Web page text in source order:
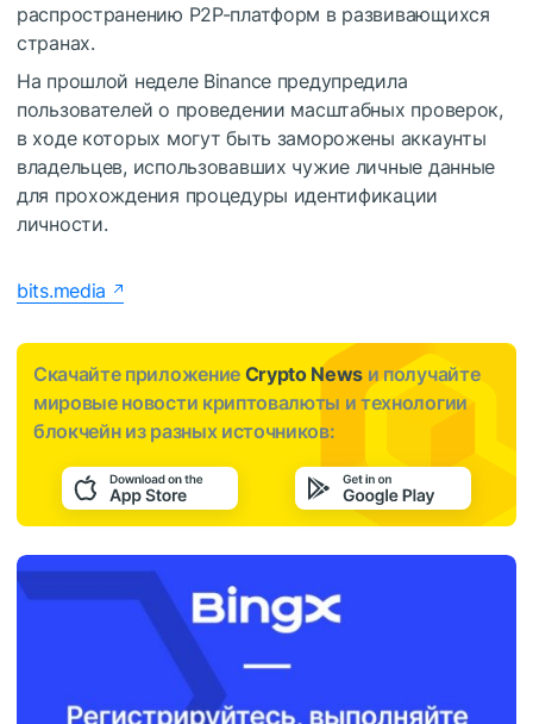
распространению P2P-платформ в развивающихся
странах.
На прошлой неделе Binance предупредила
пользователей о проведении масштабных проверок,
в ходе которых могут быть заморожены аккаунты
владельцев, использовавших чужие личные данные
для прохождения процедуры идентификации
личности.
bits.media
Скачайте приложение Crypto News и получайте
мировые новости криптовалюты и технологии
блокчейн из разных источников: